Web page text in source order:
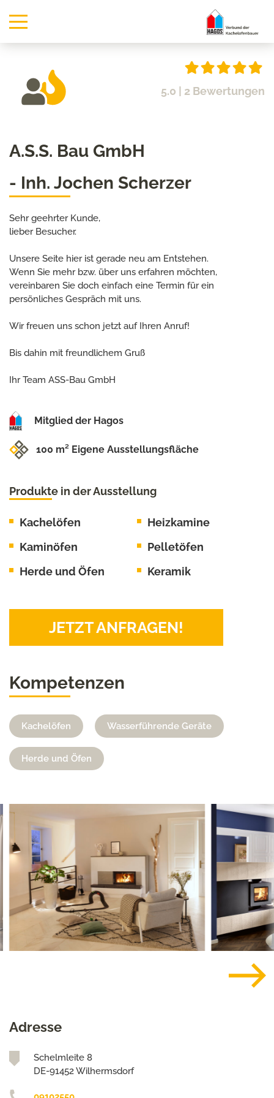
5.0 | 2 Bewertungen
A.S.S. Bau GmbH
- Inh. Jochen Scherzer
Sehr geehrter Kunde,
lieber Besucher.
Unsere Seite hier ist gerade neu am Entstehen.
Wenn Sie mehr bzw. über uns erfahren möchten,
vereinbaren Sie doch einfach eine Termin für ein
persönliches Gespräch mit uns.
Wir freuen uns schon jetzt auf Ihren Anruf!
Bis dahin mit freundlichem Gruß
Ihr Team ASS-Bau GmbH
Mitglied der Hagos
100 m² Eigene Ausstellungsfläche
Produkte in der Ausstellung
Kachelöfen
Heizkamine
Kaminöfen
Pelletöfen
Herde und Öfen
Keramik
JETZT ANFRAGEN!
Kompetenzen
Kachelöfen Wasserführende Geräte
Herde und Öfen
Adresse
Schelmleite 8
DE-91452 Wilhermsdorf